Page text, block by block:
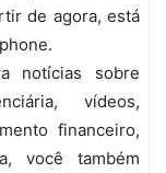
de agora, está
notícias sobre
vídeos,
financeiro,
você também